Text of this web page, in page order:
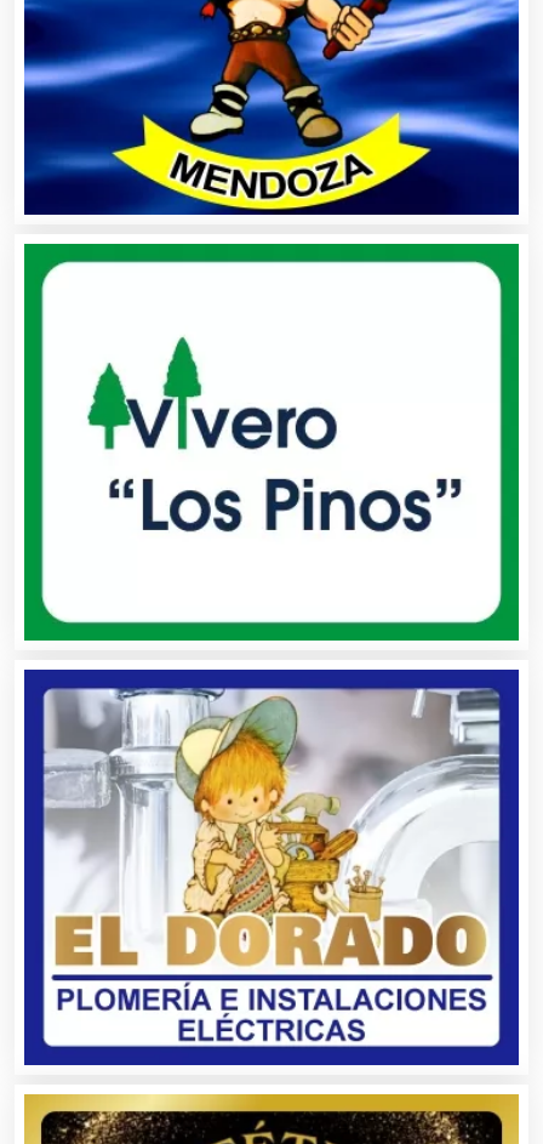
Artesanías
Artículos de Oficina
Artículos Importados
Artículos para el Hogar
Artículos Personales
Artículos Publicitarios
Aseguradoras
Asesores Técnicos
Asesoría Fiscal